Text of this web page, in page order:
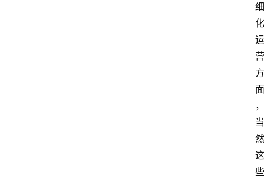
细
化
运
营
方
面
，
当
然
这
些